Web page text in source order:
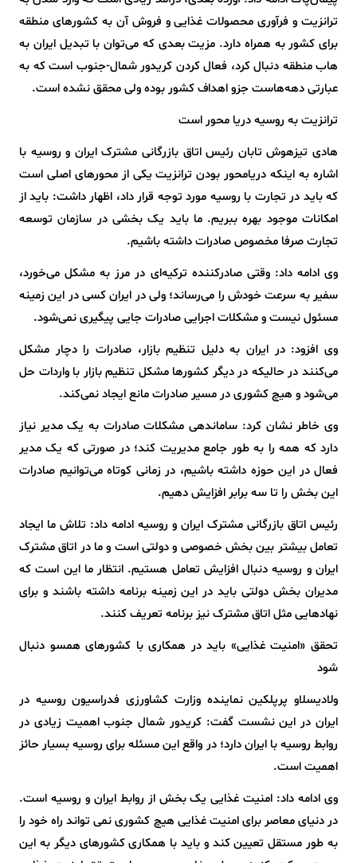
ترانزیت و فرآوری محصولات غذایی و فروش آن به کشورهای منطقه
برای کشور به همراه دارد. مزیت بعدی که می‌توان با تبدیل ایران به
هاب منطقه دنبال کرد، فعال کردن کریدور شمال-جنوب است که به
عبارتی دهه‌هاست جزو اهداف کشور بوده ولی محقق نشده است.
ترانزیت به روسیه دریا محور است
هادی تیزهوش تابان رئیس اتاق بازرگانی مشترک ایران و روسیه با
اشاره به اینکه دریامحور بودن ترانزیت یکی از محورهای اصلی است
که باید در تجارت با روسیه مورد توجه قرار داد، اظهار داشت: باید از
امکانات موجود بهره ببریم. ما باید یک بخشی در سازمان توسعه
تجارت صرفا مخصوص صادرات داشته باشیم.
وی ادامه داد: وقتی صادرکننده ترکیه‌ای در مرز به مشکل می‌خورد،
سفیر به سرعت خودش را می‌رساند؛ ولی در ایران کسی در این زمینه
مسئول نیست و مشکلات اجرایی صادرات جایی پیگیری نمی‌شود.
وی افزود: در ایران به دلیل تنظیم بازار، صادرات را دچار مشکل
می‌کنند در حالیکه در دیگر کشورها مشکل تنظیم بازار با واردات حل
می‌شود و هیچ کشوری در مسیر صادرات مانع ایجاد نمی‌کند.
وی خاطر نشان کرد: ساماندهی مشکلات صادرات به یک مدیر نیاز
دارد که همه را به طور جامع مدیریت کند؛ در صورتی که یک مدیر
فعال در این حوزه داشته باشیم، در زمانی کوتاه می‌توانیم صادرات
این بخش را تا سه برابر افزایش دهیم.
رئیس اتاق بازرگانی مشترک ایران و روسیه ادامه داد: تلاش ما ایجاد
تعامل بیشتر بین بخش خصوصی و دولتی است و ما در اتاق مشترک
ایران و روسیه دنبال افزایش تعامل هستیم. انتظار ما این است که
مدیران بخش دولتی باید در این زمینه برنامه داشته باشند و برای
نهادهایی مثل اتاق مشترک نیز برنامه تعریف کنند.
تحقق «امنیت غذایی» باید در همکاری با کشورهای همسو دنبال
شود
ولادیسلاو پرپلکین نماینده وزارت کشاورزی فدراسیون روسیه در
ایران در این نشست گفت: کریدور شمال جنوب اهمیت زیادی در
روابط روسیه با ایران دارد؛ در واقع این مسئله برای روسیه بسیار حائز
اهمیت است.
وی ادامه داد: امنیت غذایی یک بخش از روابط ایران و روسیه است.
در دنیای معاصر برای امنیت غذایی هیچ کشوری نمی تواند راه خود را
به طور مستقل تعیین کند و باید با همکاری کشورهای دیگر به این